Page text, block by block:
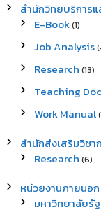
สำนักวิทยบริการแ
E-Book(1)
Job Analysis
Research (13)
Teaching
Work Manual
สำนักส่งเสริมวิชา
Research (6)
หน่วยงานภายนอก
มหาวิทยาลัยรัฐ